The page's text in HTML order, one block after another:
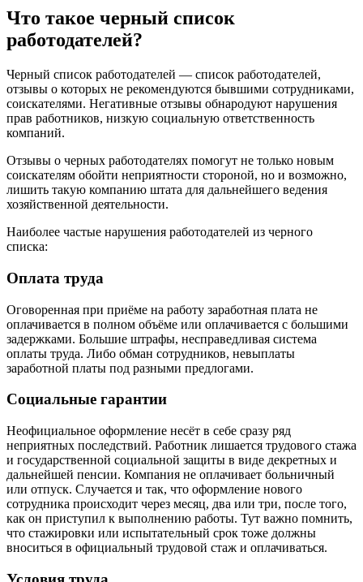
Что такое черный список
работодателей?
Черный список работодателей — список работодателей,
отзывы о которых не рекомендуются бывшими сотрудниками,
соискателями. Негативные отзывы обнародуют нарушения
прав работников, низкую социальную ответственность
компаний.
Отзывы о черных работодателях помогут не только новым
соискателям обойти неприятности стороной, но и возможно,
лишить такую компанию штата для дальнейшего ведения
хозяйственной деятельности.
Наиболее частые нарушения работодателей из черного
списка:
Оплата труда
Оговоренная при приёме на работу заработная плата не
оплачивается в полном объёме или оплачивается с большими
задержками. Большие штрафы, несправедливая система
оплаты труда. Либо обман сотрудников, невыплаты
заработной платы под разными предлогами.
Социальные гарантии
Неофициальное оформление несёт в себе сразу ряд
неприятных последствий. Работник лишается трудового стажа
и государственной социальной защиты в виде декретных и
дальнейшей пенсии. Компания не оплачивает больничный
или отпуск. Случается и так, что оформление нового
сотрудника происходит через месяц, два или три, после того,
как он приступил к выполнению работы. Тут важно помнить,
что стажировки или испытательный срок тоже должны
вноситься в официальный трудовой стаж и оплачиваться.